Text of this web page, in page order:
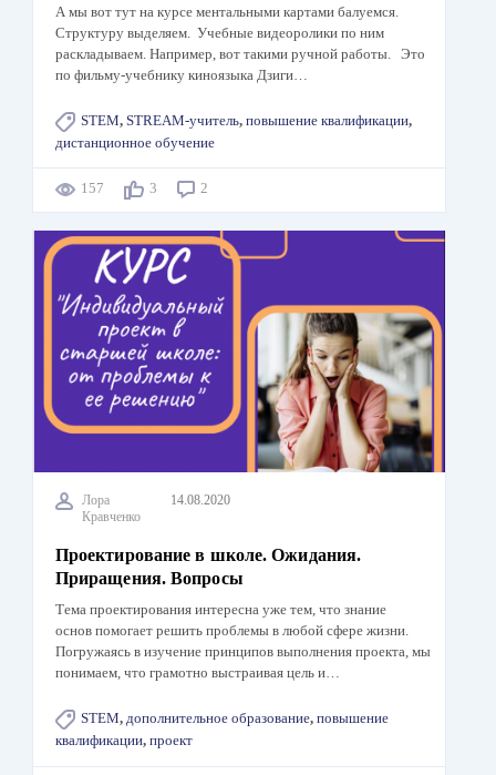
А мы вот тут на курсе ментальными картами балуемся.
Структуру выделяем. Учебные видеоролики по ним
раскладываем. Например, вот такими ручной работы. Это
по фильму-учебнику киноязыка Дзиги…
STEM, STREAM-учитель, повышение квалификации,
дистанционное обучение
157 3 2
Лора
Кравченко
14.08.2020
Проектирование в школе. Ожидания.
Приращения. Вопросы
Тема проектирования интересна уже тем, что знание
основ помогает решить проблемы в любой сфере жизни.
Погружаясь в изучение принципов выполнения проекта, мы
понимаем, что грамотно выстраивая цель и…
STEM, дополнительное образование, повышение
квалификации, проект